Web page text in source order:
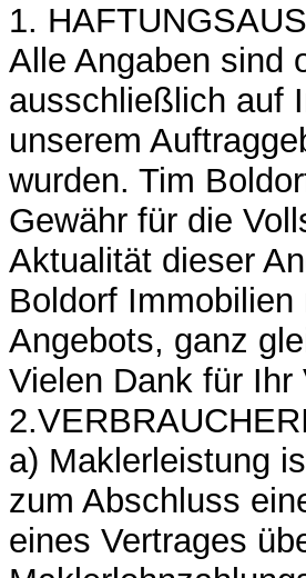
1.
Alle Angaben sind
ausschließlich auf
unserem
wurden. Tim
Gewähr für die
Aktualität dieser
Boldorf
Angebots, ganz
Vielen Dank für Ihr
a) Maklerleistung
zum Abschluss
eines Vertrages